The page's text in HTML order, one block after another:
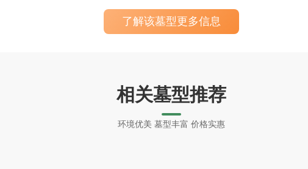
了解该墓型更多信息
相关墓型推荐
环境优美 墓型丰富 价格实惠